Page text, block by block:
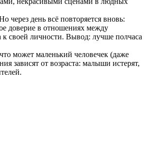
через день всё повторяется вновь:
доверие в отношениях между
к своей личности. Вывод: лучше полчаса
может маленький человечек (даже
зависят от возраста: малыши истерят,